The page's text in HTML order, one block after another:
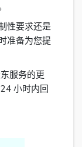
。
性要求还是
准备为您提
服务的更
小时内回